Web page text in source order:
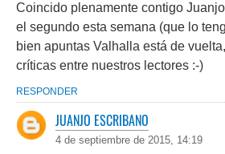
Coincido plenamente contigo
el segundo esta semana (que lo
bien apuntas Valhalla está de
críticas entre nuestros lectores :-)
RESPONDER
JUANJO ESCRIBANO
4 de septiembre de 2015, 14:19